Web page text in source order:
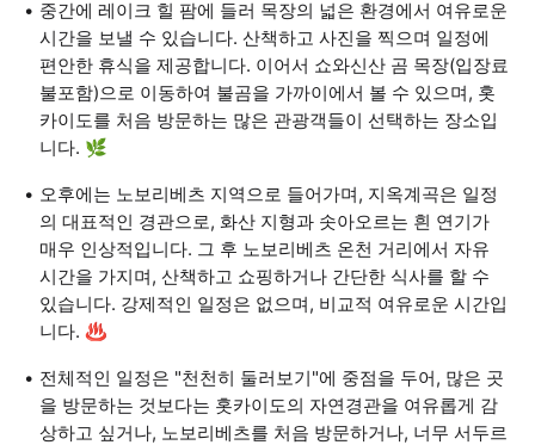
중간에 레이크 힐 팜에 들러 목장의 넓은 환경에서 여유로운
시간을 보낼 수 있습니다. 산책하고 사진을 찍으며 일정에
편안한 휴식을 제공합니다. 이어서 쇼와신산 곰 목장(입장료
불포함)으로 이동하여 불곰을 가까이에서 볼 수 있으며, 홋
카이도를 처음 방문하는 많은 관광객들이 선택하는 장소입
니다. 🌿
오후에는 노보리베츠 지역으로 들어가며, 지옥계곡은 일정
의 대표적인 경관으로, 화산 지형과 솟아오르는 흰 연기가
매우 인상적입니다. 그 후 노보리베츠 온천 거리에서 자유
시간을 가지며, 산책하고 쇼핑하거나 간단한 식사를 할 수
있습니다. 강제적인 일정은 없으며, 비교적 여유로운 시간입
니다. ♨️
전체적인 일정은 "천천히 둘러보기"에 중점을 두어, 많은 곳
을 방문하는 것보다는 홋카이도의 자연경관을 여유롭게 감
상하고 싶거나, 노보리베츠를 처음 방문하거나, 너무 서두르